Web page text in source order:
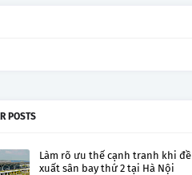
POSTS
Làm rõ ưu thế cạnh tranh khi đề
xuất sân bay thứ 2 tại Hà Nội